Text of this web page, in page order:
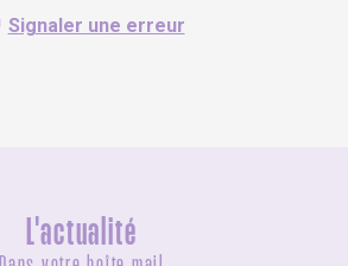
Signaler une erreur
L'actualité